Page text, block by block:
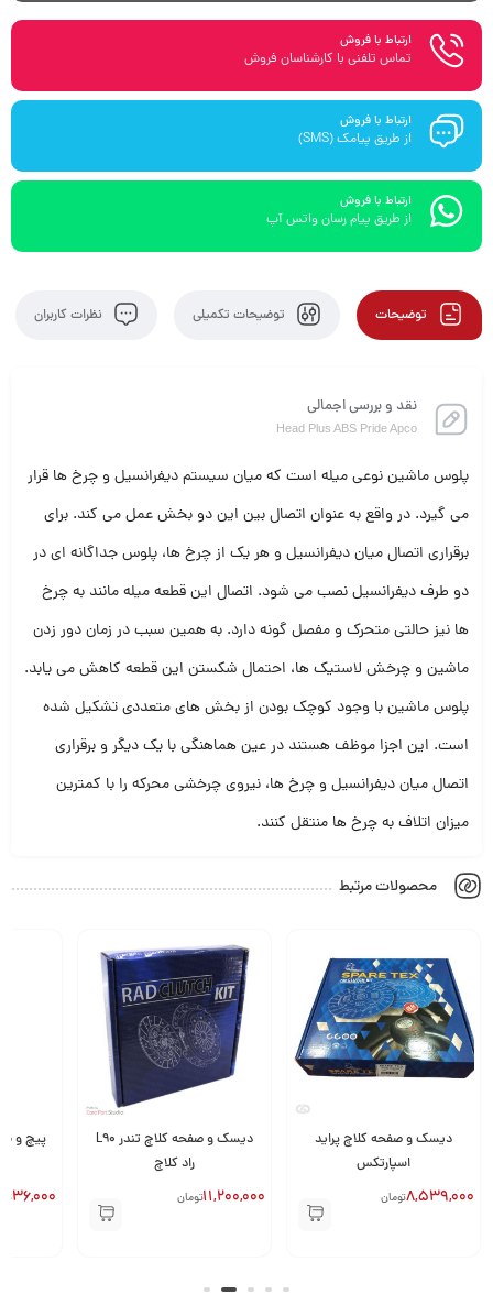
ارتباط با فروش
تماس تلفنی با کارشناسان فروش
ارتباط با فروش
از طریق پیامک (SMS)
ارتباط با فروش
از طریق پیام رسان واتس آپ
توضیحات توضیحات تکمیلی نظرات کاربران
نقد و بررسی اجمالی
Head Plus ABS Pride Apco
پلوس ماشین نوعی میله است که میان سیستم دیفرانسیل و چرخ ها قرار
می گیرد. در واقع به عنوان اتصال بین این دو بخش عمل می کند. برای
برقراری اتصال میان دیفرانسیل و هر یک از چرخ ها، پلوس جداگانه ای در
دو طرف دیفرانسیل نصب می شود. اتصال این قطعه میله مانند به چرخ
ها نیز حالتی متحرک و مفصل گونه دارد. به همین سبب در زمان دور زدن
ماشین و چرخش لاستیک ها، احتمال شکستن این قطعه کاهش می یابد.
پلوس ماشین با وجود کوچک بودن از بخش های متعددی تشکیل شده
است. این اجزا موظف هستند در عین هماهنگی با یک دیگر و برقراری
اتصال میان دیفرانسیل و چرخ ها، نیروی چرخشی محرکه را با کمترین
میزان اتلاف به چرخ ها منتقل کنند.
محصولات مرتبط
دیسک و صفحه کلاچ تندر L90
راد کلاچ
11,200,000تومان
پیچ و مهره چکمه ای پلوس پژو
405 GISP
36,000تومان